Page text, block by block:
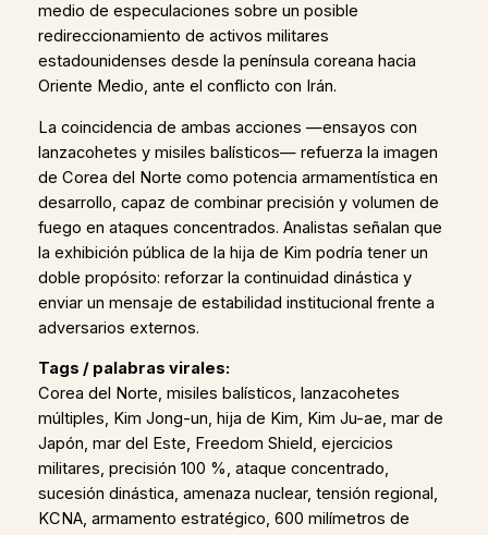
medio de especulaciones sobre un posible
redireccionamiento de activos militares
estadounidenses desde la península coreana hacia
Oriente Medio, ante el conflicto con Irán.
La coincidencia de ambas acciones —ensayos con
lanzacohetes y misiles balísticos— refuerza la imagen
de Corea del Norte como potencia armamentística en
desarrollo, capaz de combinar precisión y volumen de
fuego en ataques concentrados. Analistas señalan que
la exhibición pública de la hija de Kim podría tener un
doble propósito: reforzar la continuidad dinástica y
enviar un mensaje de estabilidad institucional frente a
adversarios externos.
Tags / palabras virales:
Corea del Norte, misiles balísticos, lanzacohetes
múltiples, Kim Jong-un, hija de Kim, Kim Ju-ae, mar de
Japón, mar del Este, Freedom Shield, ejercicios
militares, precisión 100 %, ataque concentrado,
sucesión dinástica, amenaza nuclear, tensión regional,
KCNA, armamento estratégico, 600 milímetros de